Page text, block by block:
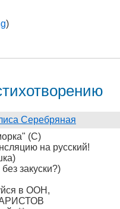
)
Серебряная
(С)
на русский!
закуски?)
в ООН,